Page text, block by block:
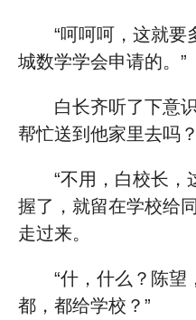
“呵呵呵，这就要
城数学学会申请的。”
白长齐听了下意
帮忙送到他家里去吗
“不用，白校长，
握了，就留在学校给
走过来。
“什，什么？陈望
都，都给学校？”